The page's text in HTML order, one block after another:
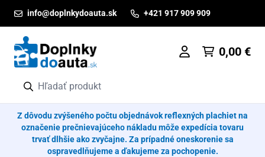
info@doplnkydoauta.sk +421 917 909 909
0,00 €
Z dôvodu zvýšeného počtu objednávok reflexných plachiet na
označenie prečnievajúceho nákladu môže expedícia tovaru
trvať dlhšie ako zvyčajne. Za prípadné oneskorenie sa
ospravedlňujeme a ďakujeme za pochopenie.